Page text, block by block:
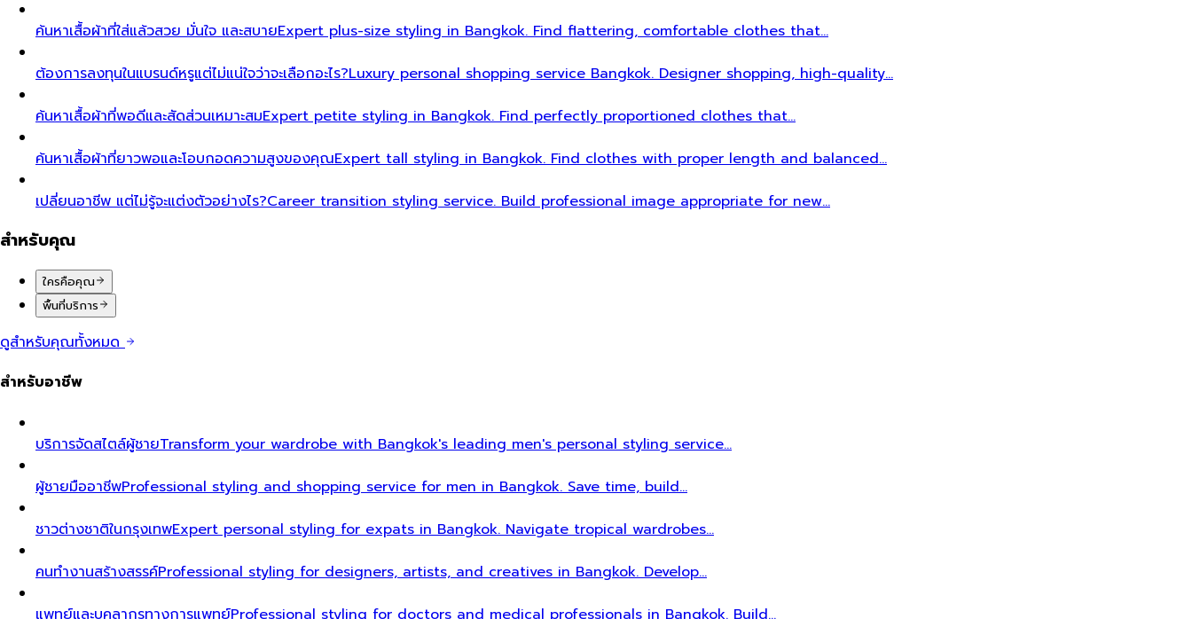
ค้นหาเสื้อผ้าที่ใส่แล้วสวย มั่นใจ และสบายExpert plus-size styling in Bangkok. Find flattering, comfortable clothes that…
ต้องการลงทุนในแบรนด์หรูแต่ไม่แน่ใจว่าจะเลือกอะไร?Luxury personal shopping service Bangkok. Designer shopping, high-quality…
ค้นหาเสื้อผ้าที่พอดีและสัดส่วนเหมาะสมExpert petite styling in Bangkok. Find perfectly proportioned clothes that…
ค้นหาเสื้อผ้าที่ยาวพอและโอบกอดความสูงของคุณExpert tall styling in Bangkok. Find clothes with proper length and balanced…
เปลี่ยนอาชีพ แต่ไม่รู้จะแต่งตัวอย่างไร?Career transition styling service. Build professional image appropriate for new…
สำหรับคุณ
ใครคือคุณ
พื้นที่บริการ
ดูสำหรับคุณทั้งหมด
สำหรับอาชีพ
บริการจัดสไตล์ผู้ชายTransform your wardrobe with Bangkok's leading men's personal styling service…
ผู้ชายมืออาชีพProfessional styling and shopping service for men in Bangkok. Save time, build…
ชาวต่างชาติในกรุงเทพExpert personal styling for expats in Bangkok. Navigate tropical wardrobes…
คนทำงานสร้างสรรค์Professional styling for designers, artists, and creatives in Bangkok. Develop…
แพทย์และบุคลากรทางการแพทย์Professional styling for doctors and medical professionals in Bangkok. Build…